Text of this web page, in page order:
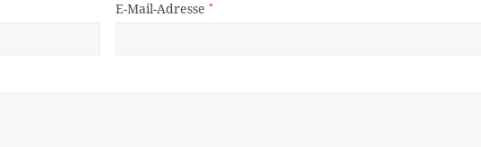
E-Mail-Adresse *